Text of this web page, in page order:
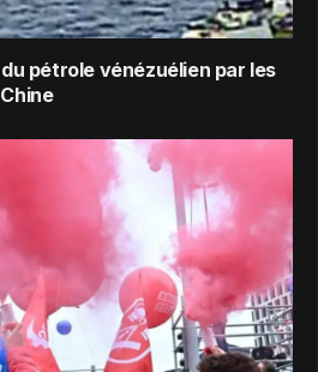
pétrole vénézuélien par les